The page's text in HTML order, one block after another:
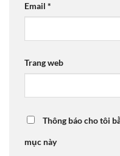
Email *
Trang web
Thông báo cho tôi
mục này